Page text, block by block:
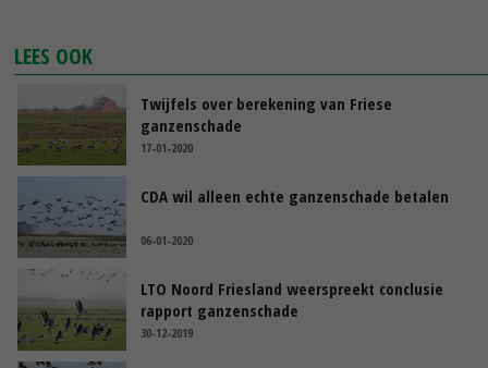
LEES OOK
Twijfels over berekening van Friese
ganzenschade
17-01-2020
CDA wil alleen echte ganzenschade betalen
06-01-2020
LTO Noord Friesland weerspreekt conclusie
rapport ganzenschade
30-12-2019